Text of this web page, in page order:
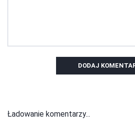
DODAJ
Ładowanie komentarzy...